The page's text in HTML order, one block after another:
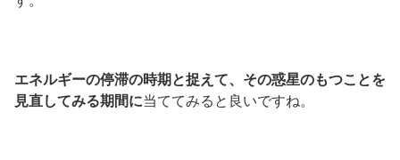
エネルギーの停滞の時期と捉えて、その惑星のもつことを
見直してみる期間に当ててみると良いですね。